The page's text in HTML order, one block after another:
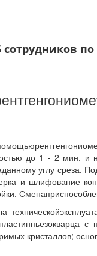
сотрудников
до 1 - 2 мин. и
углу среза.
и шлифование
кристаллов;